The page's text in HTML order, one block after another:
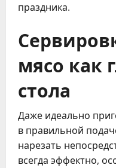
праздника.
мясо как
стола
Даже идеально
в правильной
нарезать
всегда эффектно,